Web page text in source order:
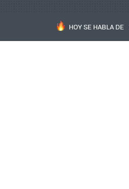
HOY SE HABLA DE